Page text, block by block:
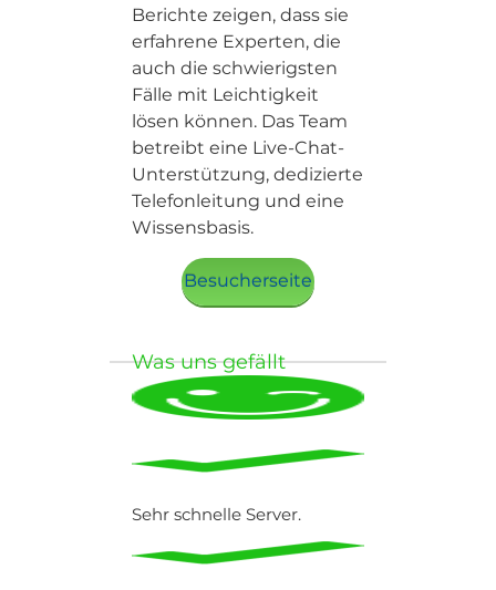
Berichte zeigen, dass sie
erfahrene Experten, die
auch die schwierigsten
Fälle mit Leichtigkeit
lösen können. Das Team
betreibt eine Live-Chat-
Unterstützung, dedizierte
Telefonleitung und eine
Wissensbasis.
Besucherseite
Was uns gefällt
Sehr schnelle Server.